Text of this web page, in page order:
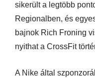
sikerült a legtöbb
Regionalben, és
bajnok Rich Froning
nyithat a CrossFit
A Nike által